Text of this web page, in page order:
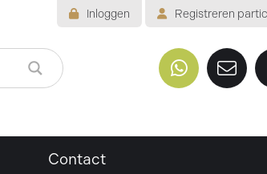
Inloggen Registreren
Contact